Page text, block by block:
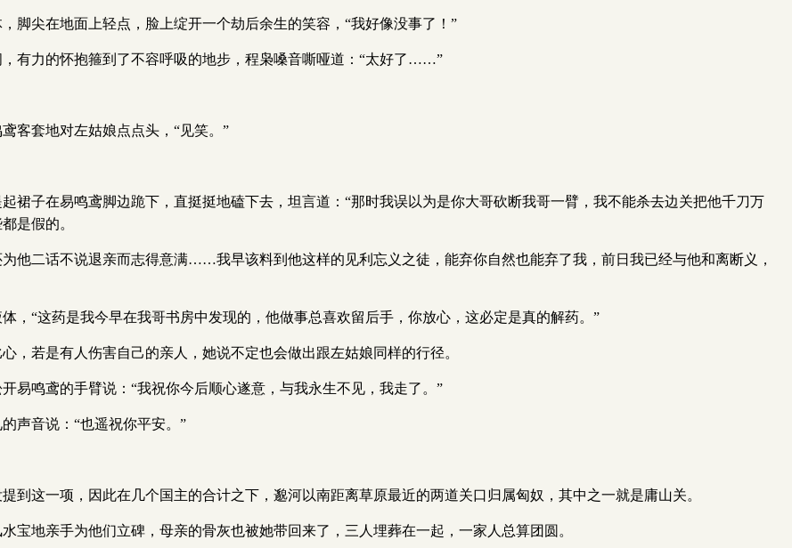
脚尖在地面上轻点，脸上绽开一个劫后余生的笑容，“我好像没事了！”
有力的怀抱箍到了不容呼吸的地步，程枭嗓音嘶哑道：“太好了……”
客套地对左姑娘点点头，“见笑。”
裙子在易鸣鸢脚边跪下，直挺挺地磕下去，坦言道：“那时我误以为是你大哥砍断我哥一臂，我不能杀去边关把他千刀万
是假的。
他二话不说退亲而志得意满……我早该料到他这样的见利忘义之徒，能弃你自然也能弃了我，前日我已经与他和离断义，
，“这药是我今早在我哥书房中发现的，他做事总喜欢留后手，你放心，这必定是真的解药。”
，若是有人伤害自己的亲人，她说不定也会做出跟左姑娘同样的行径。
易鸣鸢的手臂说：“我祝你今后顺心遂意，与我永生不见，我走了。”
声音说：“也遥祝你平安。”
到这一项，因此在几个国主的合计之下，邈河以南距离草原最近的两道关口归属匈奴，其中之一就是庸山关。
宝地亲手为他们立碑，母亲的骨灰也被她带回来了，三人埋葬在一起，一家人总算团圆。